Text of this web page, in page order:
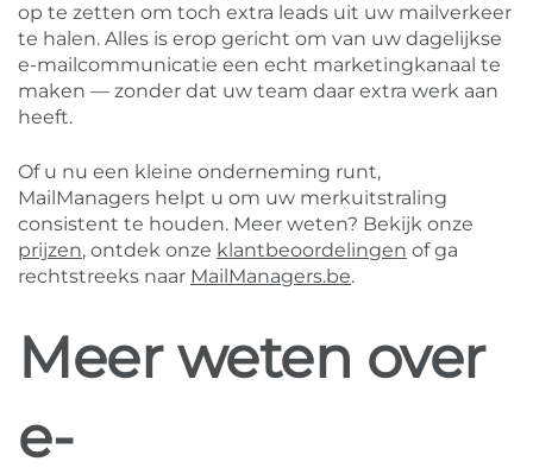
op te zetten om toch extra leads uit uw mailverkeer
te halen. Alles is erop gericht om van uw dagelijkse
e-mailcommunicatie een echt marketingkanaal te
maken — zonder dat uw team daar extra werk aan
heeft.
Of u nu een kleine onderneming runt,
MailManagers helpt u om uw merkuitstraling
consistent te houden. Meer weten? Bekijk onze
prijzen, ontdek onze klantbeoordelingen of ga
rechtstreeks naar MailManagers.be.
Meer weten over
e-